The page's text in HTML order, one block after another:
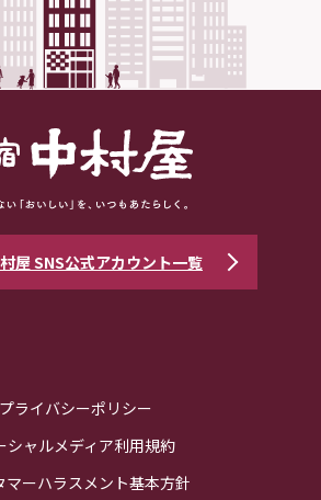
屋 SNS公式アカウント一覧
プライバシーポリシー
シャルメディア利用規約
マーハラスメント基本方針